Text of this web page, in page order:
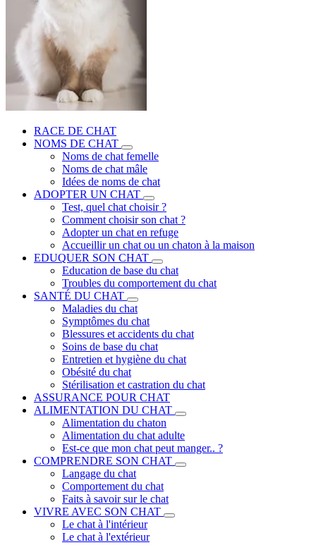
RACE DE CHAT
NOMS DE CHAT
Noms de chat femelle
Noms de chat mâle
Idées de noms de chat
ADOPTER UN CHAT
Test, quel chat choisir ?
Comment choisir son chat ?
Adopter un chat en refuge
Accueillir un chat ou un chaton à la maison
EDUQUER SON CHAT
Education de base du chat
Troubles du comportement du chat
SANTÉ DU CHAT
Maladies du chat
Symptômes du chat
Blessures et accidents du chat
Soins de base du chat
Entretien et hygiène du chat
Obésité du chat
Stérilisation et castration du chat
ASSURANCE POUR CHAT
ALIMENTATION DU CHAT
Alimentation du chaton
Alimentation du chat adulte
Est-ce que mon chat peut manger.. ?
COMPRENDRE SON CHAT
Langage du chat
Comportement du chat
Faits à savoir sur le chat
VIVRE AVEC SON CHAT
Le chat à l'intérieur
Le chat à l'extérieur